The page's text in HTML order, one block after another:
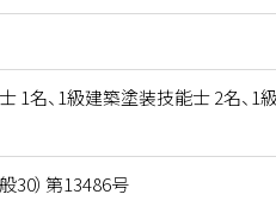
1名、1級建築塗装技能士 2名、1
30）第13486号